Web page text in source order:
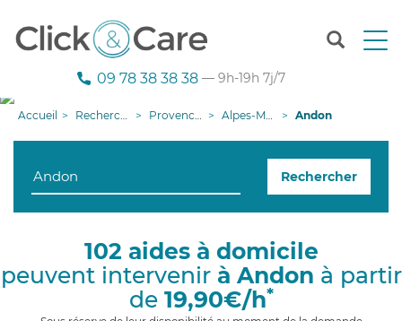
T
n
g
i
09 78 38 38 38 — 9h-19h 7j/7
Accueil Recherche aide à domicile Provence-Alpes-Côte d'Azur Alpes-Maritimes Andon
Rechercher
102 aides à domicile
peuvent intervenir à Andon à partir
de 19,90€/h*